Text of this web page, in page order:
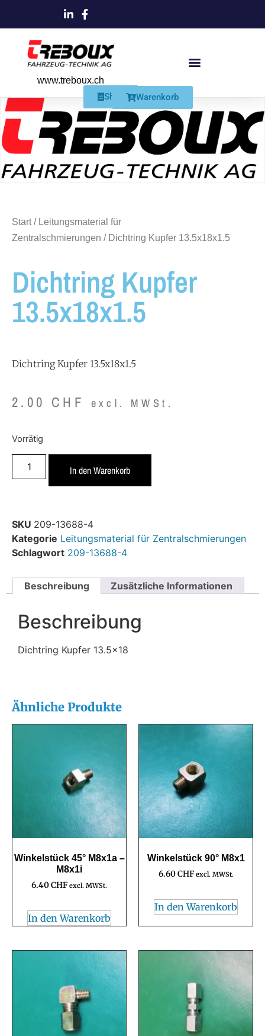
www.treboux.ch
Shop Warenkorb
Start/ Leitungsmaterial für
Zentralschmierungen / Dichtring Kupfer 13.5x18x1.5
Dichtring Kupfer
13.5x18x1.5
Dichtring Kupfer 13.5x18x1.5
2.00 CHF excl. MWSt.
Vorrätig
In den Warenkorb
SKU 209-13688-4
Kategorie Leitungsmaterial für Zentralschmierungen
Schlagwort 209-13688-4
Beschreibung Zusätzliche Informationen
Beschreibung
Dichtring Kupfer 13.5×18
Ähnliche Produkte
Winkelstück 45° M8x1a –
M8x1i
6.40CHF excl. MWSt.
In den Warenkorb
Winkelstück 90° M8x1
6.60CHF excl. MWSt.
In den Warenkorb